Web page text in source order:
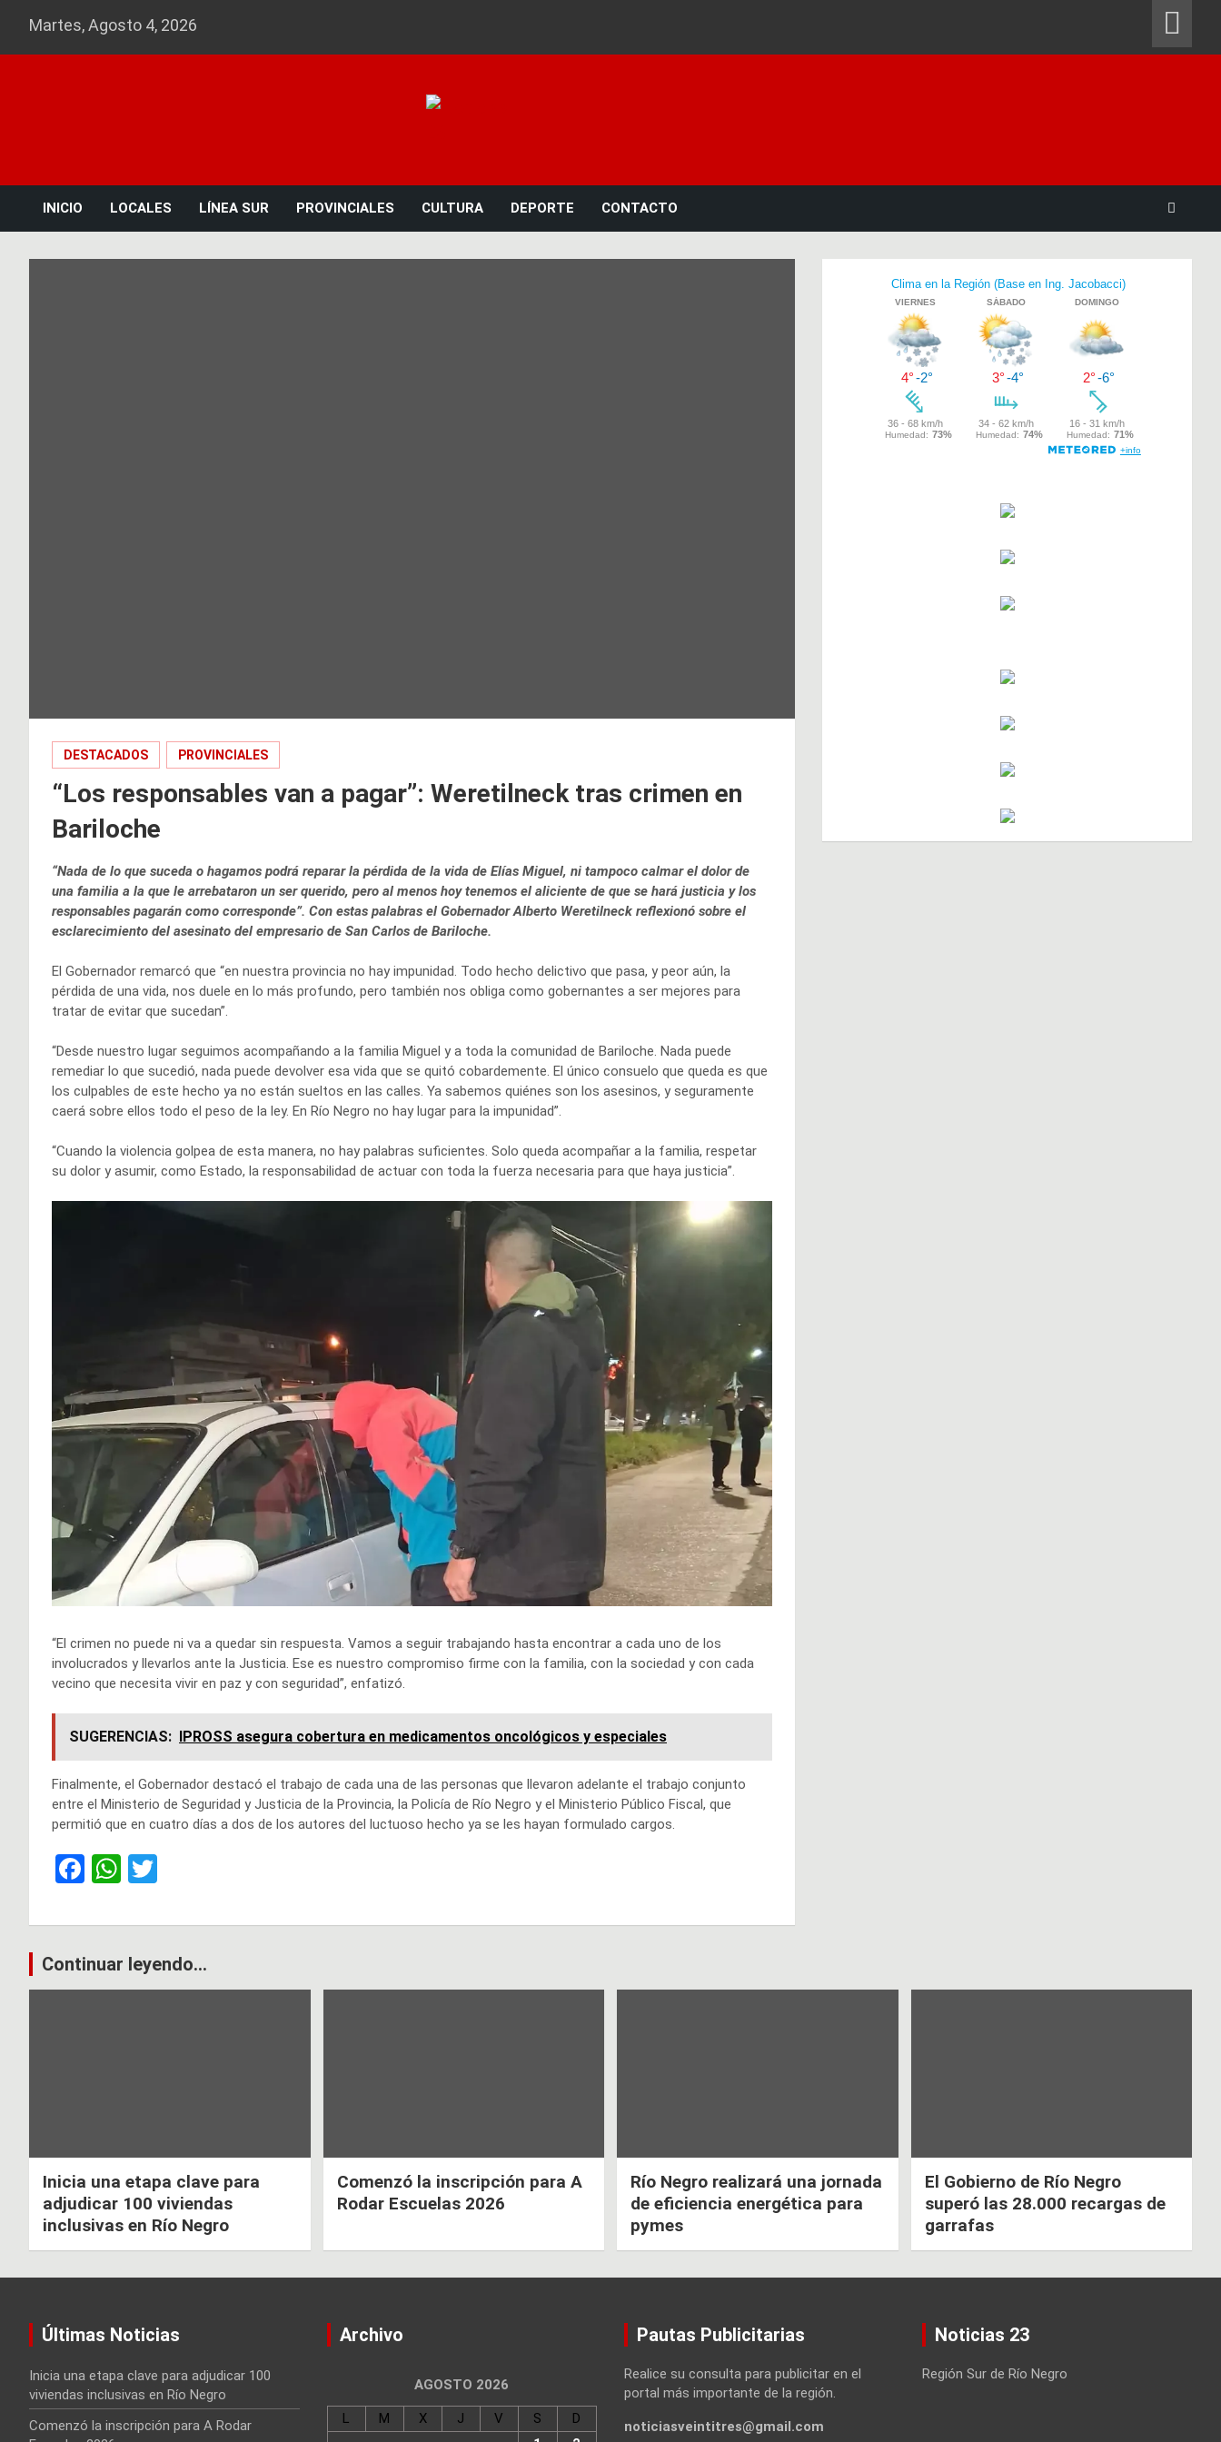
Martes, Agosto 4, 2026
INICIO LOCALES LÍNEA SUR PROVINCIALES CULTURA DEPORTE CONTACTO
DESTACADOS PROVINCIALES
“Los responsables van a pagar”: Weretilneck tras crimen en
Bariloche
“Nada de lo que suceda o hagamos podrá reparar la pérdida de la vida de Elías Miguel, ni tampoco calmar el dolor de
una familia a la que le arrebataron un ser querido, pero al menos hoy tenemos el aliciente de que se hará justicia y los
responsables pagarán como corresponde”. Con estas palabras el Gobernador Alberto Weretilneck reflexionó sobre el
esclarecimiento del asesinato del empresario de San Carlos de Bariloche.
El Gobernador remarcó que “en nuestra provincia no hay impunidad. Todo hecho delictivo que pasa, y peor aún, la
pérdida de una vida, nos duele en lo más profundo, pero también nos obliga como gobernantes a ser mejores para
tratar de evitar que sucedan”.
“Desde nuestro lugar seguimos acompañando a la familia Miguel y a toda la comunidad de Bariloche. Nada puede
remediar lo que sucedió, nada puede devolver esa vida que se quitó cobardemente. El único consuelo que queda es que
los culpables de este hecho ya no están sueltos en las calles. Ya sabemos quiénes son los asesinos, y seguramente
caerá sobre ellos todo el peso de la ley. En Río Negro no hay lugar para la impunidad”.
“Cuando la violencia golpea de esta manera, no hay palabras suficientes. Solo queda acompañar a la familia, respetar
su dolor y asumir, como Estado, la responsabilidad de actuar con toda la fuerza necesaria para que haya justicia”.
“El crimen no puede ni va a quedar sin respuesta. Vamos a seguir trabajando hasta encontrar a cada uno de los
involucrados y llevarlos ante la Justicia. Ese es nuestro compromiso firme con la familia, con la sociedad y con cada
vecino que necesita vivir en paz y con seguridad”, enfatizó.
SUGERENCIAS: IPROSS asegura cobertura en medicamentos oncológicos y especiales
Finalmente, el Gobernador destacó el trabajo de cada una de las personas que llevaron adelante el trabajo conjunto
entre el Ministerio de Seguridad y Justicia de la Provincia, la Policía de Río Negro y el Ministerio Público Fiscal, que
permitió que en cuatro días a dos de los autores del luctuoso hecho ya se les hayan formulado cargos.
F
ce
b
o
W
at
s
A
tt
er
Navegación
Continuar leyendo...
Inicia una etapa clave para
adjudicar 100 viviendas
inclusivas en Río Negro
Comenzó la inscripción para A
Rodar Escuelas 2026
Río Negro realizará una jornada
de eficiencia energética para
pymes
El Gobierno de Río Negro
superó las 28.000 recargas de
garrafas
Últimas Noticias
Inicia una etapa clave para adjudicar 100
viviendas inclusivas en Río Negro
Comenzó la inscripción para A Rodar
Archivo
AGOSTO 2026
L M X J V S
D
Pautas Publicitarias
Realice su consulta para publicitar en el
portal más importante de la región.
noticiasveintitres@gmail.com
Noticias 23
Región Sur de Río Negro